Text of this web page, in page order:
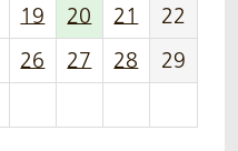
19 20 21
22
26 27 28
29